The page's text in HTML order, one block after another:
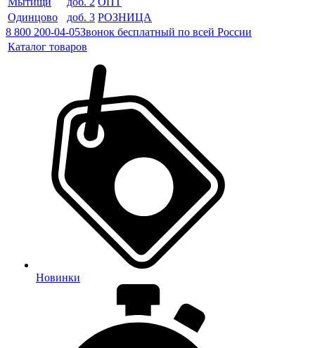
Одинцово
доб. 3 РОЗНИЦА
8 800 200-04-05Звонок бесплатный по всей России
Каталог товаров
Новинки